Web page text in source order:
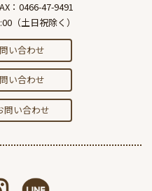
：0466-47-9491
（土日祝除く）
い合わせ
い合わせ
問い合わせ